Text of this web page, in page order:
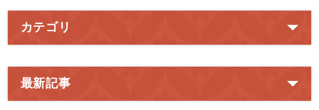
カテゴリ
最新記事